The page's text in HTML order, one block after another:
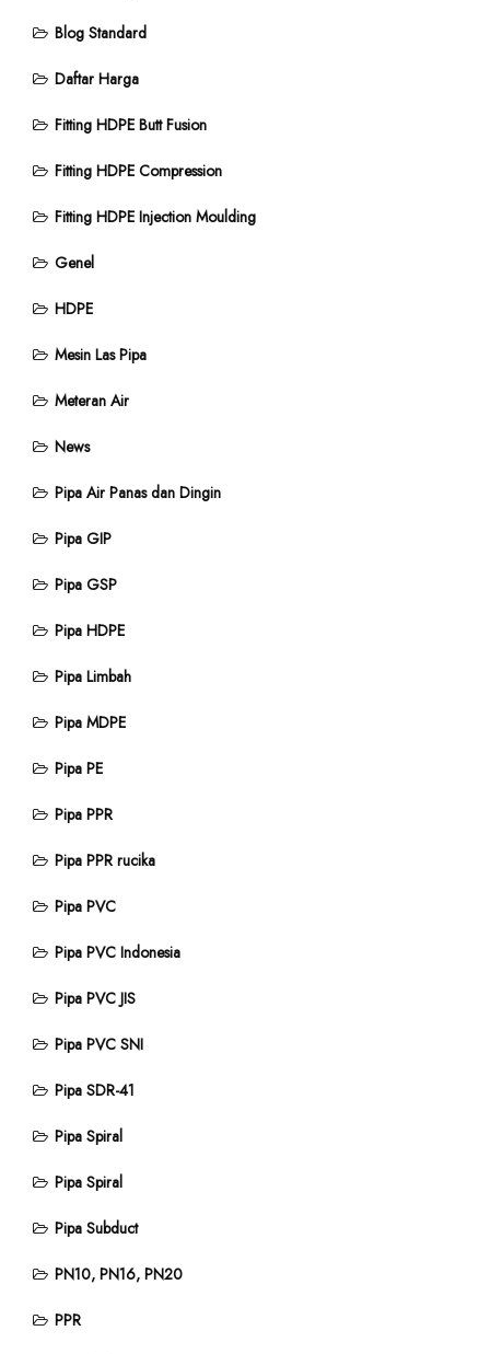
Blog Standard
Daftar Harga
Fitting HDPE Butt Fusion
Fitting HDPE Compression
Fitting HDPE Injection Moulding
Genel
HDPE
Mesin Las Pipa
Meteran Air
News
Pipa Air Panas dan Dingin
Pipa GIP
Pipa GSP
Pipa HDPE
Pipa Limbah
Pipa MDPE
Pipa PE
Pipa PPR
Pipa PPR rucika
Pipa PVC
Pipa PVC Indonesia
Pipa PVC JIS
Pipa PVC SNI
Pipa SDR-41
Pipa Spiral
Pipa Spiral
Pipa Subduct
PN10, PN16, PN20
PPR